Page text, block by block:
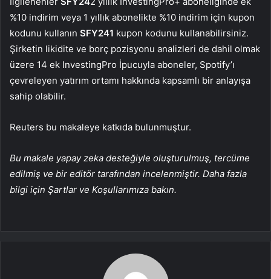
%10 indirim veya 1 yıllık abonelikte %10 indirim için kupon
kodunu kullanın SFY241 kupon kodunu kullanabilirsiniz.
Şirketin likidite ve borç pozisyonu analizleri de dahil olmak
üzere 14 ek InvestingPro İpucuyla aboneler, Spotify’ı
çevreleyen yatırım ortamı hakkında kapsamlı bir anlayışa
sahip olabilir.
Reuters bu makaleye katkıda bulunmuştur.
Bu makale yapay zeka desteğiyle oluşturulmuş, tercüme
edilmiş ve bir editör tarafından incelenmiştir. Daha fazla
bilgi için Şartlar ve Koşullarımıza bakın.